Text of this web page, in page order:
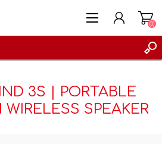
(0)
3S | PORTABLE
SPEAKER